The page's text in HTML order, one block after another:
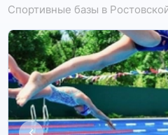
Спортивные базы в